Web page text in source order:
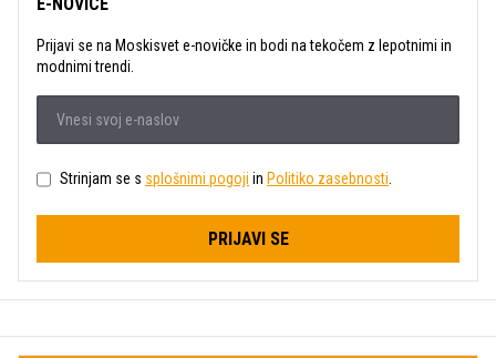
Prijavi se na Moskisvet e-novičke in bodi na tekočem z lepotnimi in
modnimi trendi.
Strinjam se s splošnimi pogoji in Politiko zasebnosti.
PRIJAVI SE